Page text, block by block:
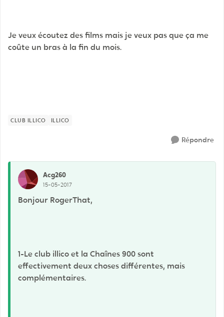
Je veux écoutez des films mais je veux pas que ça me
coûte un bras à la fin du mois.
CLUB ILLICO ILLICO
Répondre
Acg260
15-05-2017
Bonjour RogerThat,
1-Le club illico et la Chaînes 900 sont
effectivement deux choses différentes, mais
complémentaires.